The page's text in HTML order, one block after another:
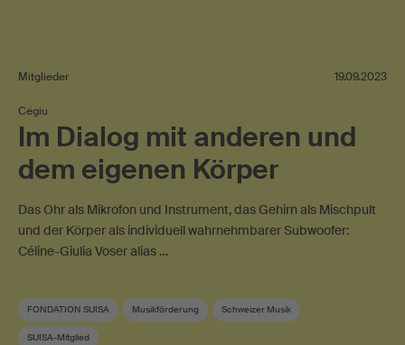
Mitglieder 19.09.2023
Cégiu
Im Dialog mit anderen und
dem eigenen Körper
Das Ohr als Mikrofon und Instrument, das Gehirn als Mischpult
und der Körper als individuell wahrnehmbarer Subwoofer:
Céline-Giulia Voser alias …
FONDATION SUISA Musikförderung Schweizer Musik
SUISA-Mitglied